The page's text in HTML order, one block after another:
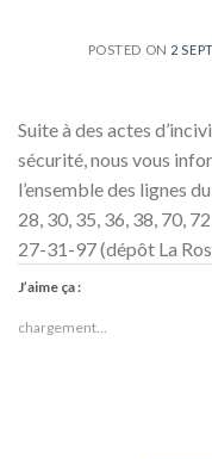
POSTED ON 2
Suite à des actes
sécurité, nous vous
l’ensemble des lignes
28, 30, 35, 36, 38, 70,
27-31-97 (dépôt La
J’aime ça :
chargement…